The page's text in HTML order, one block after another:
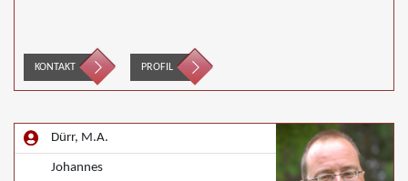
KONTAKT PROFIL
Dürr, M.A.
Johannes